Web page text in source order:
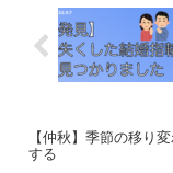
【仲秋】季節の移り
する